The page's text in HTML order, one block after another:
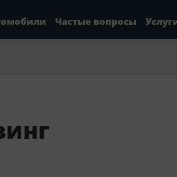
Частые вопросы